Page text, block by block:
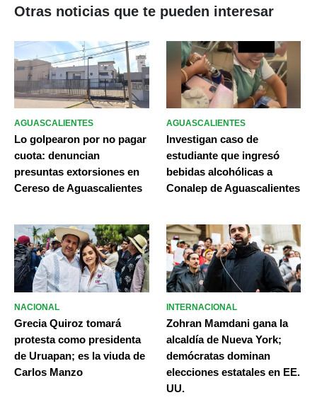
Otras noticias que te pueden interesar
AGUASCALIENTES
Lo golpearon por no pagar
cuota: denuncian
presuntas extorsiones en
Cereso de Aguascalientes
AGUASCALIENTES
Investigan caso de
estudiante que ingresó
bebidas alcohólicas a
Conalep de Aguascalientes
NACIONAL
Grecia Quiroz tomará
protesta como presidenta
de Uruapan; es la viuda de
Carlos Manzo
INTERNACIONAL
Zohran Mamdani gana la
alcaldía de Nueva York;
demócratas dominan
elecciones estatales en EE.
UU.